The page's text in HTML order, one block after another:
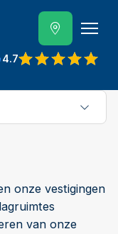
4.7
onze vestigingen
van onze